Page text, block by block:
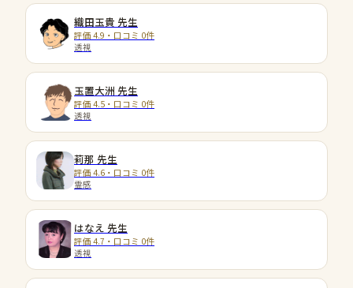
織田玉貴 先生
評価 4.9・口コミ 0件
透視
玉置大洲 先生
評価 4.5・口コミ 0件
透視
莉那 先生
評価 4.6・口コミ 0件
霊感
はなえ 先生
評価 4.7・口コミ 0件
透視